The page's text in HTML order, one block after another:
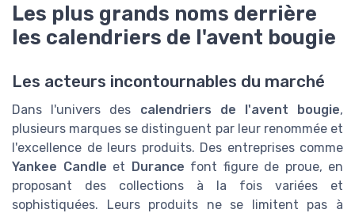
Les plus grands noms derrière
les calendriers de l'avent bougie
Les acteurs incontournables du marché
Dans l'univers des calendriers de l'avent bougie,
plusieurs marques se distinguent par leur renommée et
l'excellence de leurs produits. Des entreprises comme
Yankee Candle et Durance font figure de proue, en
proposant des collections à la fois variées et
sophistiquées. Leurs produits ne se limitent pas à